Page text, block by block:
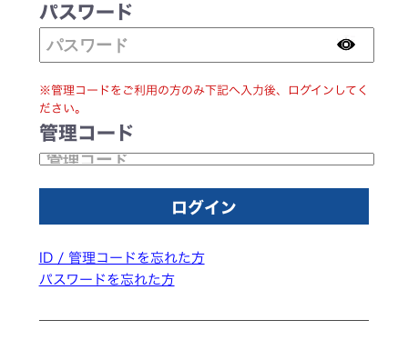
パスワード
※管理コードをご利用の方のみ下記へ入力後、ログインしてく
ださい。
管理コード
ID / 管理コードを忘れた方
パスワードを忘れた方